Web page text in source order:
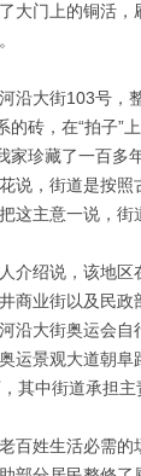
大门上的铜活，
大街103号，
的砖，在“拍子”
家珍藏了一百
说，街道是按
这主意一说，街
绍说，该地区
商业街以及民
沿大街奥运会
运景观大道朝
其中街道承担
姓生活必需的